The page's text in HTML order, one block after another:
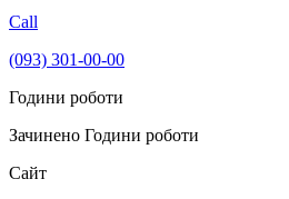
Call
(093) 301-00-00
Години роботи
Зачинено Години роботи
Сайт